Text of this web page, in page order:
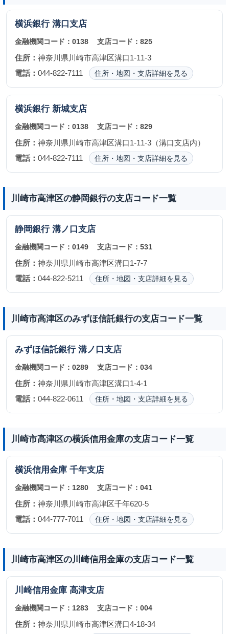
横浜銀行 溝口支店
金融機関コード： 0138 支店コード：825
住所： 神奈川県川崎市高津区溝口1-11-3
電話： 044-822-7111 住所・地図・支店詳細を見る
横浜銀行 新城支店
金融機関コード： 0138 支店コード：829
住所： 神奈川県川崎市高津区溝口1-11-3（溝口支店内）
電話： 044-822-7111 住所・地図・支店詳細を見る
川崎市高津区の静岡銀行の支店コード一覧
静岡銀行 溝ノ口支店
金融機関コード： 0149 支店コード：531
住所： 神奈川県川崎市高津区溝口1-7-7
電話： 044-822-5211 住所・地図・支店詳細を見る
川崎市高津区のみずほ信託銀行の支店コード一覧
みずほ信託銀行 溝ノ口支店
金融機関コード： 0289 支店コード：034
住所： 神奈川県川崎市高津区溝口1-4-1
電話： 044-822-0611 住所・地図・支店詳細を見る
川崎市高津区の横浜信用金庫の支店コード一覧
横浜信用金庫 千年支店
金融機関コード： 1280 支店コード：041
住所： 神奈川県川崎市高津区千年620-5
電話： 044-777-7011 住所・地図・支店詳細を見る
川崎市高津区の川崎信用金庫の支店コード一覧
川崎信用金庫 高津支店
金融機関コード： 1283 支店コード：004
住所： 神奈川県川崎市高津区溝口4-18-34